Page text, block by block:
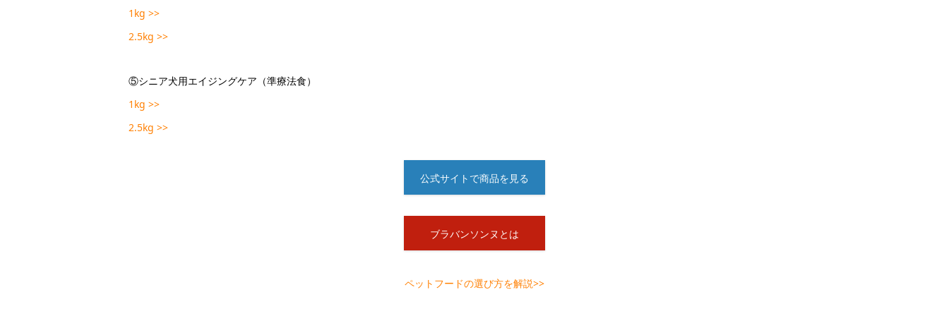
1kg >>
2.5kg >>
⑤シニア犬用エイジングケア（準療法食）
1kg >>
2.5kg >>
公式サイトで商品を見る
ブラバンソンヌとは
ペットフードの選び方を解説>>